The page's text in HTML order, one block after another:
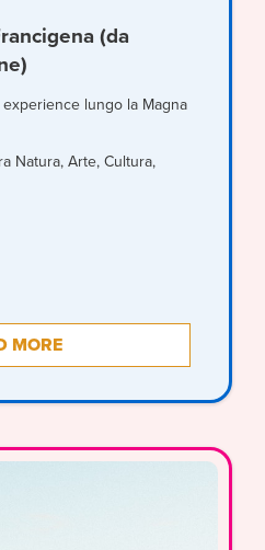
(da
lungo la Magna
Natura, Arte, Cultura,
MORE